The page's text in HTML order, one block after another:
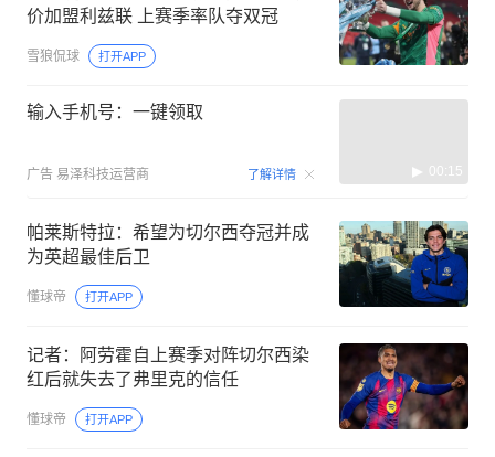
价加盟利兹联 上赛季率队夺双冠
雪狼侃球 打开APP
输入手机号：一键领取
广告 易泽科技运营商 了解详情 00:15
帕莱斯特拉：希望为切尔西夺冠并成
为英超最佳后卫
懂球帝 打开APP
记者：阿劳霍自上赛季对阵切尔西染
红后就失去了弗里克的信任
懂球帝 打开APP